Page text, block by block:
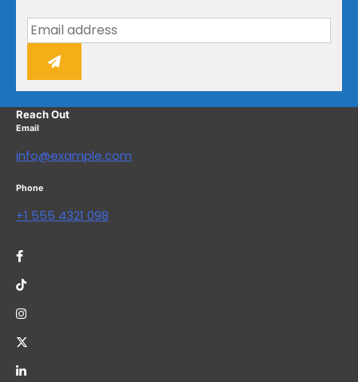
Reach Out
Email
info@example.com
Phone
+1 555 4321 098